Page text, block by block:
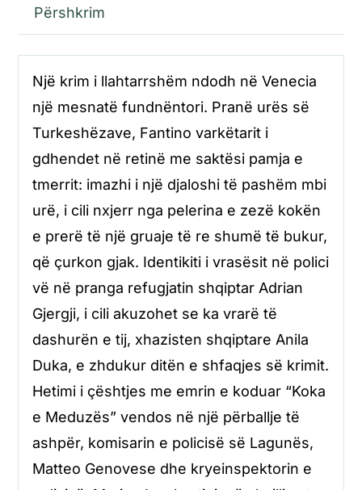
Përshkrim
Një krim i llahtarrshëm ndodh në Venecia
një mesnatë fundnëntori. Pranë urës së
Turkeshëzave, Fantino varkëtarit i
gdhendet në retinë me saktësi pamja e
tmerrit: imazhi i një djaloshi të pashëm mbi
urë, i cili nxjerr nga pelerina e zezë kokën
e prerë të një gruaje të re shumë të bukur,
që çurkon gjak. Identikiti i vrasësit në polici
vë në pranga refugjatin shqiptar Adrian
Gjergji, i cili akuzohet se ka vrarë të
dashurën e tij, xhazisten shqiptare Anila
Duka, e zhdukur ditën e shfaqjes së krimit.
Hetimi i çështjes me emrin e koduar “Koka
e Meduzës” vendos në një përballje të
ashpër, komisarin e policisë së Lagunës,
Matteo Genovese dhe kryeinspektorin e